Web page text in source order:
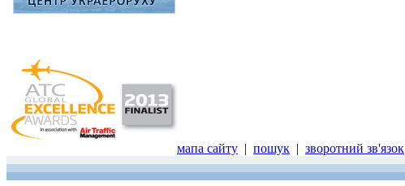
мапа сайту | пошук | зворотний зв'язок